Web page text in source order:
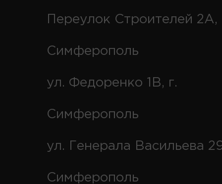
Переулок Строителей 2А,
Симферополь
ул. Федоренко 1В, г.
Симферополь
ул. Генерала Васильева
Симферополь